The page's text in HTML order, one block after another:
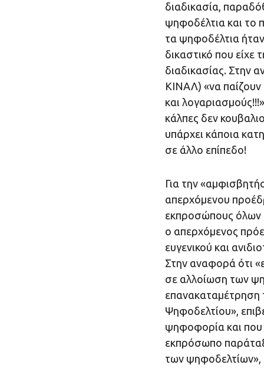
διαδικασία,
ψηφοδέλτια και το
τα ψηφοδέλτια
δικαστικό που είχε
διαδικασίας. Στην
ΚΙΝΑΛ) «να παίζουν
και
κάλπες δεν
υπάρχει κάποια
σε άλλο επίπεδο!
Για την
απερχόμενου
εκπροσώπους όλων
ο απερχόμενος
ευγενικού και
Στην αναφορά ότι
σε αλλοίωση των
επανακαταμέτρηση
Ψηφοδελτίου»,
ψηφοφορία και
εκπρόσωπο
των ψηφοδελτίων»,